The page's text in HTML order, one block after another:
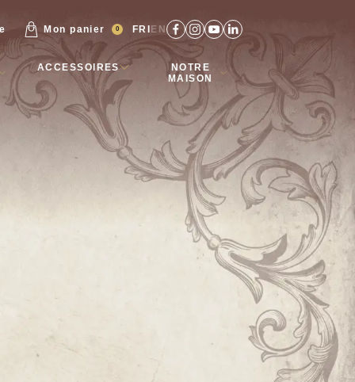
Mon panier 0 FR EN
ACCESSOIRES
NOTRE
MAISON